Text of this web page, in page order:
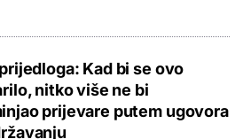
Kad bi se ovo
nitko više ne bi
prijevare putem ugovora